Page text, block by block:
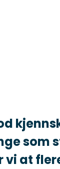
som
vi at